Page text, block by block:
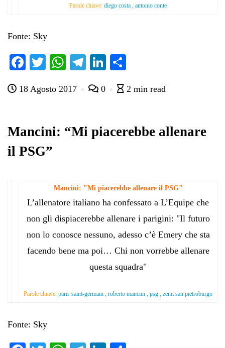
Parole chiave: diego costa , antonio conte
Fonte: Sky
Fa
bo
T
tte
W
ts
pp
Te
gr
m
Li
ed di
di
18 Agosto 2017 0 2 min read
Mancini: “Mi piacerebbe allenare
il PSG”
Mancini: "Mi piacerebbe allenare il PSG"
L’allenatore italiano ha confessato a L’Equipe che
non gli dispiacerebbe allenare i parigini: "Il futuro
non lo conosce nessuno, adesso c’è Emery che sta
facendo bene ma poi… Chi non vorrebbe allenare
questa squadra"
Parole chiave: paris saint-germain , roberto mancini , psg , zenit san pietroburgo
Fonte: Sky